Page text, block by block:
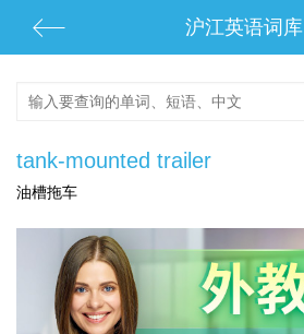
沪江英语词库
tank-mounted trailer
油槽拖车